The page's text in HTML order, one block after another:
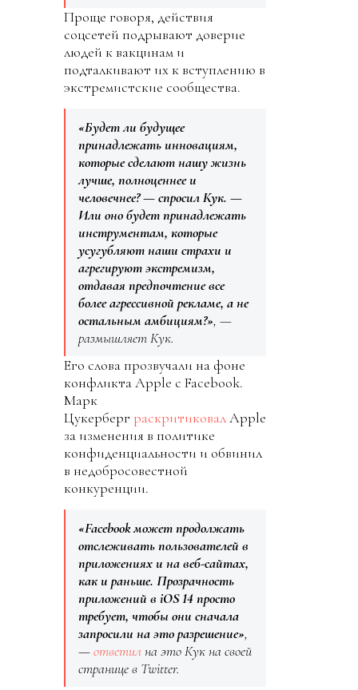
Проще говоря, действия
соцсетей подрывают доверие
людей к вакцинам и
подталкивают их к вступлению в
экстремистские сообщества.
«Будет ли будущее
принадлежать инновациям,
которые сделают нашу жизнь
лучше, полноценнее и
человечнее? — спросил Кук. —
Или оно будет принадлежать
инструментам, которые
усугубляют наши страхи и
агрегируют экстремизм,
отдавая предпочтение все
более агрессивной рекламе, а не
остальным амбициям?», —
размышляет Кук.
Его слова прозвучали на фоне
конфликта Apple с Facebook.
Марк
Цукерберг раскритиковалApple
за изменения в политике
конфиденциальности и обвинил
в недобросовестной
конкуренции.
«Facebook может продолжать
отслеживать пользователей в
приложениях и на веб-сайтах,
как и раньше. Прозрачность
приложений в iOS 14 просто
требует, чтобы они сначала
запросили на это разрешение»,
—ответилна это Кук на своей
странице в Twitter.